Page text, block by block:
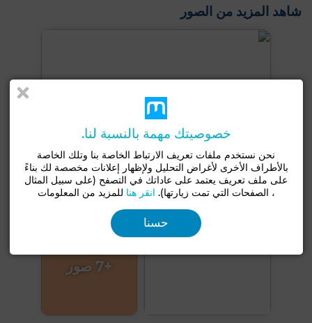
شاهد المزيد من الصور
+7 صور
خصوصيتك مهمة بالنسبة لنا.
نحن نستخدم ملفات تعريف الارتباط الخاصة بنا وتلك الخاصة
بالأطراف الأخرى لأغراض التحليل ولإظهار إعلانات مخصصة لك بناءً
على ملف تعريف يعتمد على عاداتك في التصفح (على سبيل المثال
، الصفحات التي تمت زيارتها). انقر هنا للمزيد من المعلومات
حسنا